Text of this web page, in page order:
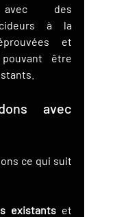
avec des
à la
et
pouvant être
avec
ce qui suit
existants et